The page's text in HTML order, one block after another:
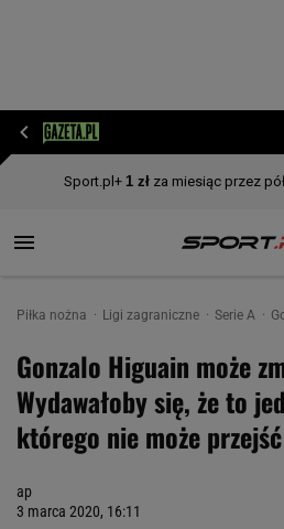
Piłka nożna Ligi zagraniczne Serie A
Gonzalo Higuain może
Wydawałoby się, że to
którego nie może przejść
ap
3 marca 2020, 16:11